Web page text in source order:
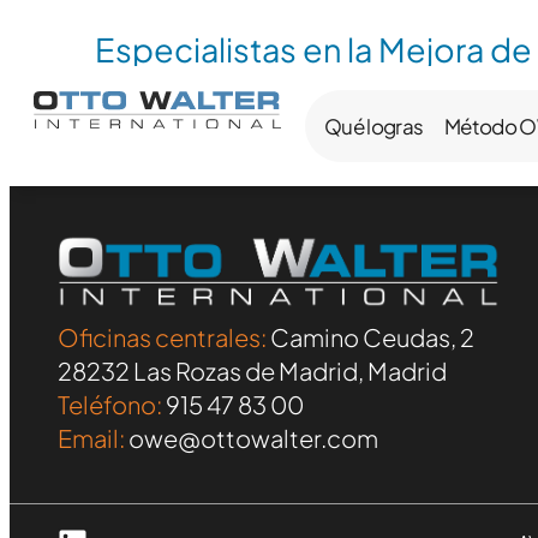
Especialistas en la Mejora
Qué logras Método
Oficinas centrales: Camino Ceudas, 2
28232 Las Rozas de Madrid, Madrid
Teléfono: 915 47 83 00
Email: owe@ottowalter.com